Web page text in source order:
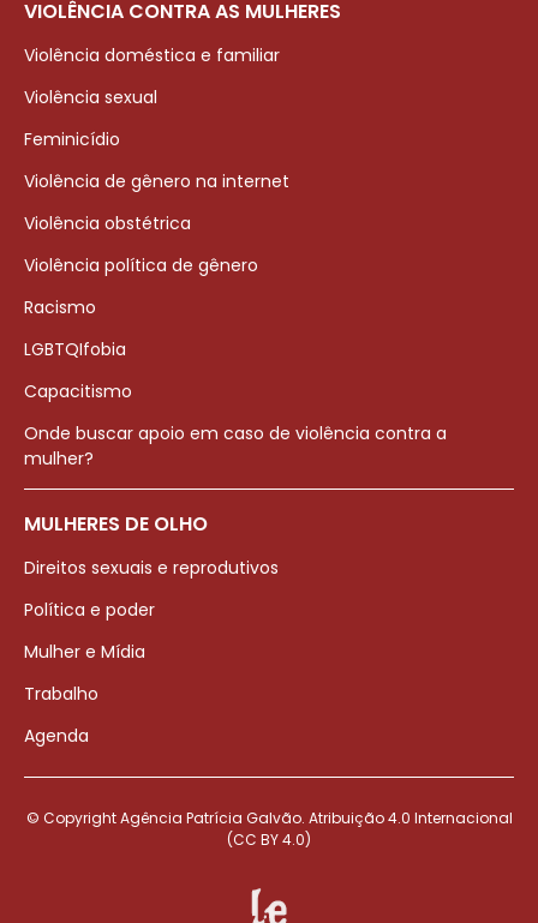
VIOLÊNCIA CONTRA AS MULHERES
Violência doméstica e familiar
Violência sexual
Feminicídio
Violência de gênero na internet
Violência obstétrica
Violência política de gênero
Racismo
LGBTQIfobia
Capacitismo
Onde buscar apoio em caso de violência contra a
mulher?
MULHERES DE OLHO
Direitos sexuais e reprodutivos
Política e poder
Mulher e Mídia
Trabalho
Agenda
© Copyright Agência Patrícia Galvão. Atribuição 4.0 Internacional
(CC BY 4.0)